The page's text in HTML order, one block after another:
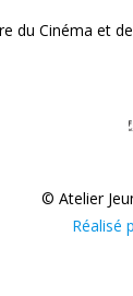
du Cinéma et
© Atelier
Réalisé